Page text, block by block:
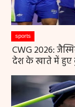
sports
CWG 2026:
देश के खाते में हुए